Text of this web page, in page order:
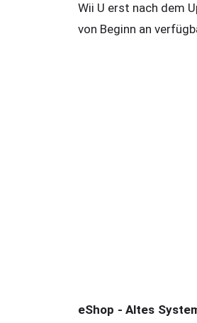
Wii U erst nach dem
von Beginn an
eShop - Altes